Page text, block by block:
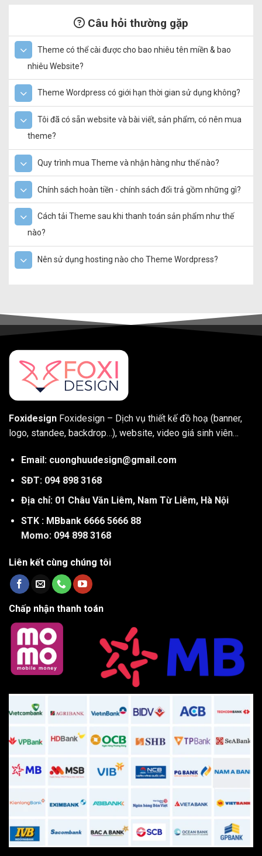
Câu hỏi thường gặp
Theme có thể cài được cho bao nhiêu tên miền & bao
nhiêu Website?
Theme Wordpress có giới hạn thời gian sử dụng không?
Tôi đã có sẵn website và bài viết, sản phẩm, có nên mua
theme?
Quy trình mua Theme và nhận hàng như thế nào?
Chính sách hoàn tiền - chính sách đổi trả gồm những gì?
Cách tải Theme sau khi thanh toán sản phẩm như thế
nào?
Nên sử dụng hosting nào cho Theme Wordpress?
Foxidesign Foxidesign – Dịch vụ thiết kế đồ hoạ (banner,
logo, standee, backdrop…), website, video giá sinh viên…
Email: cuonghuudesign@gmail.com
SĐT: 094 898 3168
Địa chỉ: 01 Châu Văn Liêm, Nam Từ Liêm, Hà Nội
STK : MBbank 6666 5666 88
Momo: 094 898 3168
Liên kết cùng chúng tôi
Chấp nhận thanh toán